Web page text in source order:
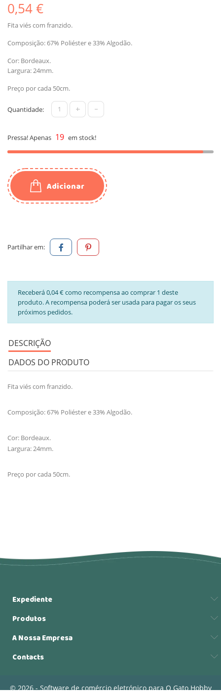
0,54 €
Fita viés com franzido.
Composição: 67% Poliéster e 33% Algodão.
Cor: Bordeaux.
Largura: 24mm.
Preço por cada 50cm.
Quantidade: + -
Pressa! Apenas 19 em stock!
Adicionar
Partilhar em:
Receberá 0,04 € como recompensa ao comprar 1 deste
produto. A recompensa poderá ser usada para pagar os seus
próximos pedidos.
DESCRIÇÃO
DADOS DO PRODUTO
Fita viés com franzido.
Composição: 67% Poliéster e 33% Algodão.
Cor: Bordeaux.
Largura: 24mm.
Preço por cada 50cm.
Expediente
Produtos
A Nossa Empresa
Contacts
© 2026 - Software de comércio eletrónico para O Gato Hobby